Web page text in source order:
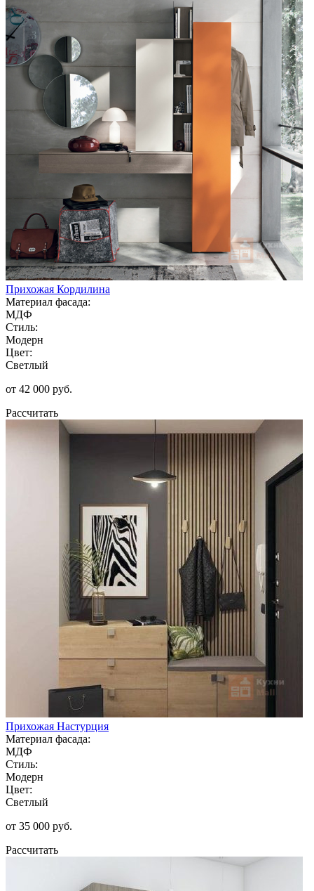
Прихожая Кордилина
Материал фасада:
МДФ
Стиль:
Модерн
Цвет:
Светлый
от 42 000 руб.
Рассчитать
Прихожая Настурция
Материал фасада:
МДФ
Стиль:
Модерн
Цвет:
Светлый
от 35 000 руб.
Рассчитать